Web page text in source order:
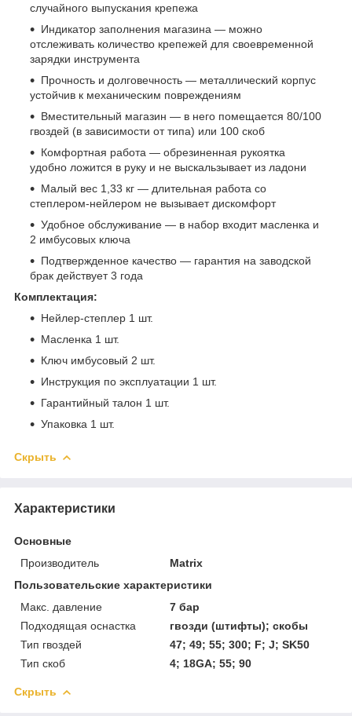
случайного выпускания крепежа
Индикатор заполнения магазина — можно
отслеживать количество крепежей для своевременной
зарядки инструмента
Прочность и долговечность — металлический корпус
устойчив к механическим повреждениям
Вместительный магазин — в него помещается 80/100
гвоздей (в зависимости от типа) или 100 скоб
Комфортная работа — обрезиненная рукоятка
удобно ложится в руку и не выскальзывает из ладони
Малый вес 1,33 кг — длительная работа со
степлером-нейлером не вызывает дискомфорт
Удобное обслуживание — в набор входит масленка и
2 имбусовых ключа
Подтвержденное качество — гарантия на заводской
брак действует 3 года
Комплектация:
Нейлер-степлер 1 шт.
Масленка 1 шт.
Ключ имбусовый 2 шт.
Инструкция по эксплуатации 1 шт.
Гарантийный талон 1 шт.
Упаковка 1 шт.
Скрыть
Характеристики
Основные
Производитель
Matrix
Пользовательские характеристики
Макс. давление
7 бар
Подходящая оснастка
гвозди (штифты); скобы
Тип гвоздей
47; 49; 55; 300; F; J; SK50
Тип скоб
4; 18GA; 55; 90
Скрыть